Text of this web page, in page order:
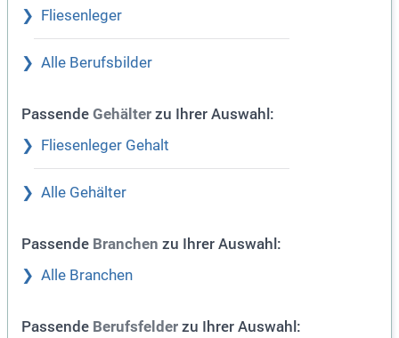
Fliesenleger
Alle Berufsbilder
Passende Gehälter zu Ihrer Auswahl:
Fliesenleger Gehalt
Alle Gehälter
Passende Branchen zu Ihrer Auswahl:
Alle Branchen
Passende Berufsfelder zu Ihrer Auswahl: